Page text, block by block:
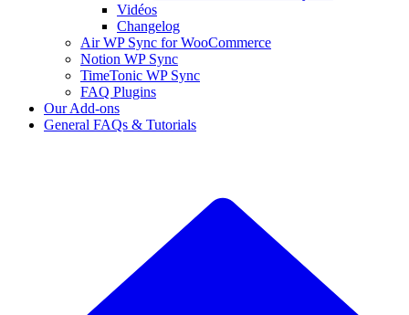
Vidéos
Changelog
Air WP Sync for WooCommerce
Notion WP Sync
TimeTonic WP Sync
FAQ Plugins
Our Add-ons
General FAQs & Tutorials